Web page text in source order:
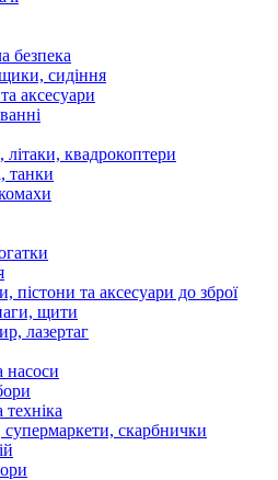
безпека
сидіння
аксесуари
літаки, квадрокоптери
танки
пістони та аксесуари до зброї
щити
лазертаг
насоси
супермаркети, скарбнички